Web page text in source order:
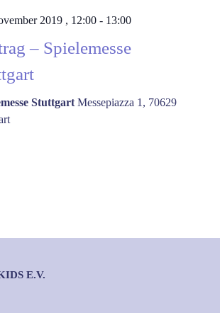
2019 , 12:00 - 13:00
– Spielemesse
Stuttgart Messepiazza 1, 70629
E.V.